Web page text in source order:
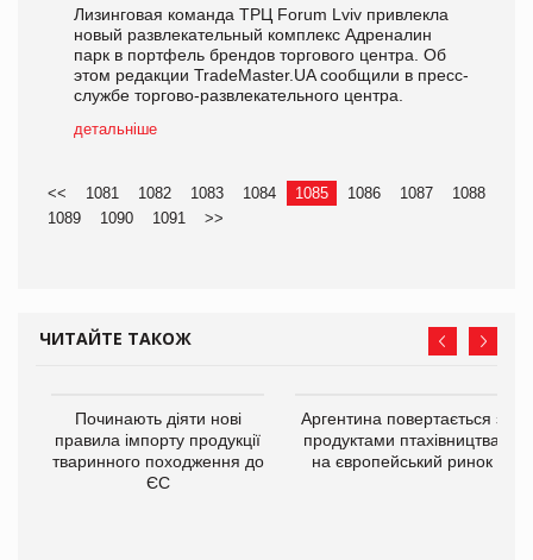
Лизинговая команда ТРЦ Forum Lviv привлекла
новый развлекательный комплекс Адреналин
парк в портфель брендов торгового центра. Об
этом редакции TradeMaster.UA сообщили в пресс-
службе торгово-развлекательного центра.
детальніше
<< 1081 1082 1083 1084 1085 1086 1087
1088
1089
1090 1091 >>
ЧИТАЙТЕ ТАКОЖ
Починають діяти нові
правила імпорту продукції
тваринного походження до
ЄС
Аргентина повертається з
продуктами птахівництва
на європейський ринок